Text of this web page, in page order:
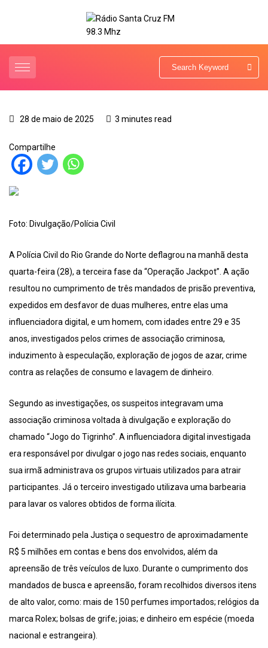
28 de maio de 2025 3 minutes read
Compartilhe
Foto: Divulgação/Polícia Civil
A Polícia Civil do Rio Grande do Norte deflagrou na manhã desta
quarta-feira (28), a terceira fase da “Operação Jackpot”. A ação
resultou no cumprimento de três mandados de prisão preventiva,
expedidos em desfavor de duas mulheres, entre elas uma
influenciadora digital, e um homem, com idades entre 29 e 35
anos, investigados pelos crimes de associação criminosa,
induzimento à especulação, exploração de jogos de azar, crime
contra as relações de consumo e lavagem de dinheiro.
Segundo as investigações, os suspeitos integravam uma
associação criminosa voltada à divulgação e exploração do
chamado “Jogo do Tigrinho”. A influenciadora digital investigada
era responsável por divulgar o jogo nas redes sociais, enquanto
sua irmã administrava os grupos virtuais utilizados para atrair
participantes. Já o terceiro investigado utilizava uma barbearia
para lavar os valores obtidos de forma ilícita.
Foi determinado pela Justiça o sequestro de aproximadamente
R$ 5 milhões em contas e bens dos envolvidos, além da
apreensão de três veículos de luxo. Durante o cumprimento dos
mandados de busca e apreensão, foram recolhidos diversos itens
de alto valor, como: mais de 150 perfumes importados; relógios da
marca Rolex; bolsas de grife; joias; e dinheiro em espécie (moeda
nacional e estrangeira).